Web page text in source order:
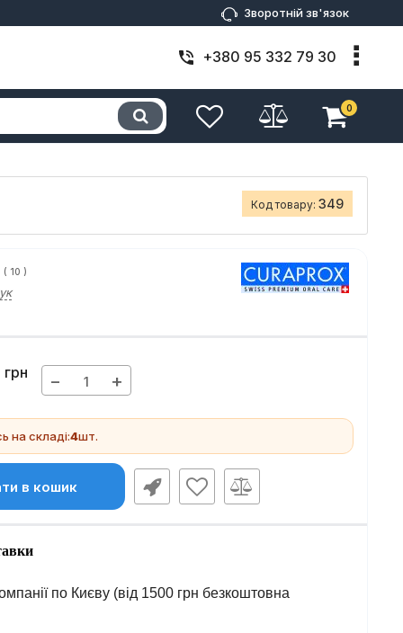
Зворотній зв'язок
+380 95 332 79 30
0
Код товару: 349
( 10 )
грн − +
на складі:4шт.
в кошик
по Києву (від 1500 грн безкоштовна